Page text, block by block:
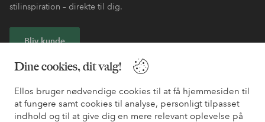
Dine cookies, dit valg!
Ellos bruger nødvendige cookies til at få hjemmesiden til
at fungere samt cookies til analyse, personligt tilpasset
indhold og til at give dig en mere relevant oplevelse på
stilinspiration – direkte til dig.
Bliv kunde
* Se tilbudsbetingelser ved registrering
Har du brug for hjælp?